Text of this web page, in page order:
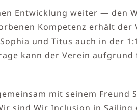
Entwicklung weiter — den
Kompetenz erhält
und Titus auch in der
kann der Verein
mit seinem Freund